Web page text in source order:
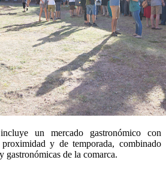
un mercado gastronómico con
y de temporada, combinado
gastronómicas de la comarca.